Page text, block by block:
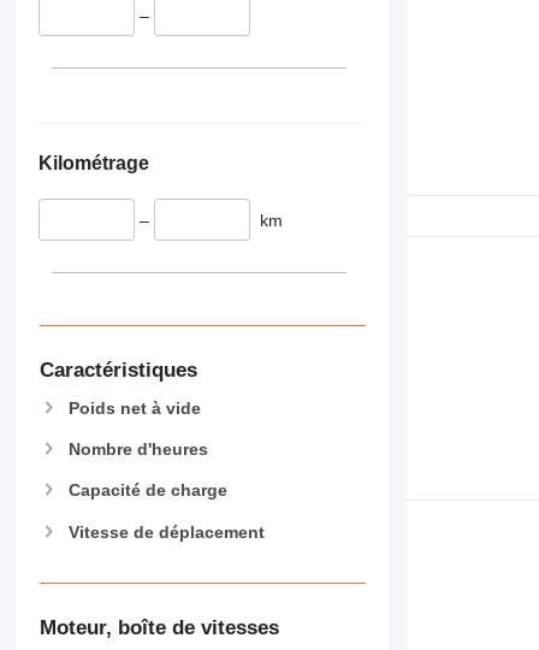
345
390
395
430
432
589
907
910
VMT
–
Kilométrage
– km
Caractéristiques
Poids net à vide
Nombre d'heures
Capacité de charge
Vitesse de déplacement
Moteur, boîte de vitesses